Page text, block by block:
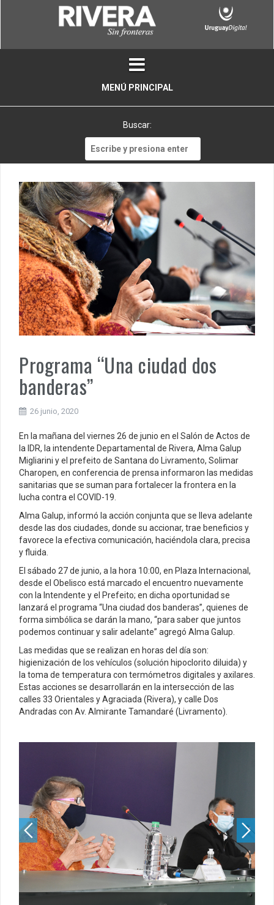
MENÚ PRINCIPAL
Buscar:
Programa “Una ciudad dos
banderas”
26 junio, 2020
En la mañana del viernes 26 de junio en el Salón de Actos de
la IDR, la intendente Departamental de Rivera, Alma Galup
Migliarini y el prefeito de Santana do Livramento, Solimar
Charopen, en conferencia de prensa informaron las medidas
sanitarias que se suman para fortalecer la frontera en la
lucha contra el COVID-19.
Alma Galup, informó la acción conjunta que se lleva adelante
desde las dos ciudades, donde su accionar, trae beneficios y
favorece la efectiva comunicación, haciéndola clara, precisa
y fluida.
El sábado 27 de junio, a la hora 10:00, en Plaza Internacional,
desde el Obelisco está marcado el encuentro nuevamente
con la Intendente y el Prefeito; en dicha oportunidad se
lanzará el programa “Una ciudad dos banderas”, quienes de
forma simbólica se darán la mano, “para saber que juntos
podemos continuar y salir adelante” agregó Alma Galup.
Las medidas que se realizan en horas del día son:
higienización de los vehículos (solución hipoclorito diluida) y
la toma de temperatura con termómetros digitales y axilares.
Estas acciones se desarrollarán en la intersección de las
calles 33 Orientales y Agraciada (Rivera), y calle Dos
Andradas con Av. Almirante Tamandaré (Livramento).